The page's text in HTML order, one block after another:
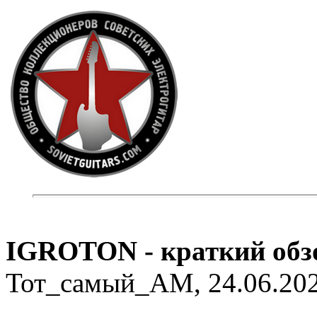
IGROTON - краткий
Тот_самый_АМ,